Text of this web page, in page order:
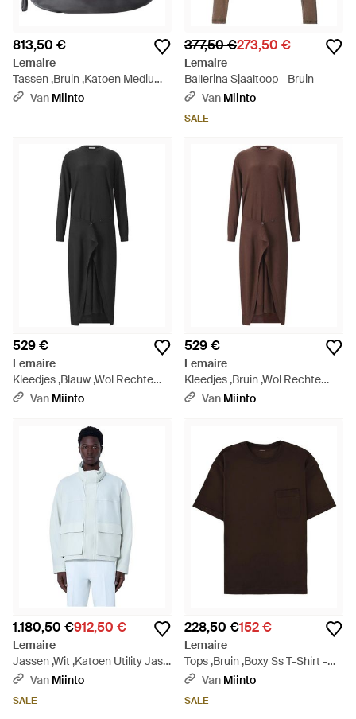
813,50 €
Lemaire
Tassen ,Bruin ,Katoen Medium
Soft Croissant Bag - Zwart
Van Miinto
377,50 €273,50 €
Lemaire
Ballerina Sjaaltoop - Bruin
Van Miinto
SALE
529 €
Lemaire
Kleedjes ,Blauw ,Wol Rechte
Merinowol Gebreide Jurk -
Van Miinto
529 €
Lemaire
Kleedjes ,Bruin ,Wol Rechte
Gebreide Jurk - Bruin
Van Miinto
1.180,50 €912,50 €
Lemaire
Jassen ,Wit ,Katoen Utility Jas
Met Hoge Kraag - Blauw
Van Miinto
SALE
228,50 €152 €
Lemaire
Tops ,Bruin ,Boxy Ss T-Shirt -
Zwart
Van Miinto
SALE